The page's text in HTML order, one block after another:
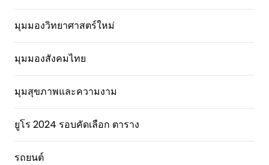
มุมมองวิทยาศาสตร์ใหม่
มุมมองสังคมไทย
มุมสุขภาพและความงาม
ยูโร 2024 รอบคัดเลือก ตาราง
รถยนต์